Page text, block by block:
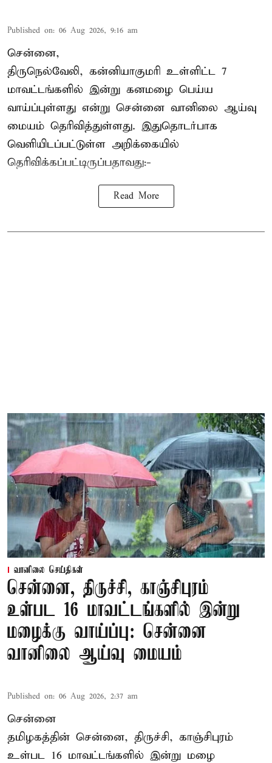
Published on: 06 Aug 2026, 9:16 am
சென்னை,
திருநெல்வேலி, கன்னியாகுமரி உள்ளிட்ட 7
மாவட்டங்களில் இன்று கனமழை பெய்ய
வாய்ப்புள்ளது என்று சென்னை வானிலை ஆய்வு
மையம் தெரிவித்துள்ளது. இதுதொடர்பாக
வெளியிடப்பட்டுள்ள அறிக்கையில்
தெரிவிக்கப்பட்டிருப்பதாவது:-
Read More
வானிலை செய்திகள்
சென்னை, திருச்சி, காஞ்சிபுரம்
உள்பட 16 மாவட்டங்களில் இன்று
மழைக்கு வாய்ப்பு: சென்னை
வானிலை ஆய்வு மையம்
Published on: 06 Aug 2026, 2:37 am
சென்னை
தமிழகத்தின் சென்னை, திருச்சி, காஞ்சிபுரம்
உள்பட 16 மாவட்டங்களில் இன்று மழை